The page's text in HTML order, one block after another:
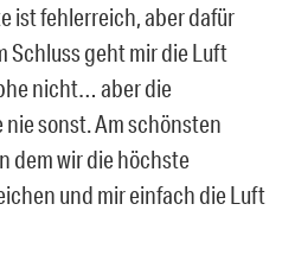
ist fehlerreich, aber dafür
Schluss geht mir die Luft
nicht… aber die
sonst. Am schönsten
dem wir die höchste
und mir einfach die Luft